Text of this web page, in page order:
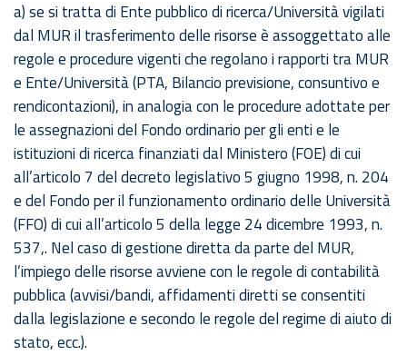
a) se si tratta di Ente pubblico di ricerca/Università vigilati
dal MUR il trasferimento delle risorse è assoggettato alle
regole e procedure vigenti che regolano i rapporti tra MUR
e Ente/Università (PTA, Bilancio previsione, consuntivo e
rendicontazioni), in analogia con le procedure adottate per
le assegnazioni del Fondo ordinario per gli enti e le
istituzioni di ricerca finanziati dal Ministero (FOE) di cui
all’articolo 7 del decreto legislativo 5 giugno 1998, n. 204
e del Fondo per il funzionamento ordinario delle Università
(FFO) di cui all’articolo 5 della legge 24 dicembre 1993, n.
537,. Nel caso di gestione diretta da parte del MUR,
l’impiego delle risorse avviene con le regole di contabilità
pubblica (avvisi/bandi, affidamenti diretti se consentiti
dalla legislazione e secondo le regole del regime di aiuto di
stato, ecc.).